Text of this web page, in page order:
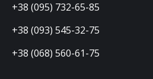
+38 (095) 732-65-85
+38 (093) 545-32-75
+38 (068) 560-61-75